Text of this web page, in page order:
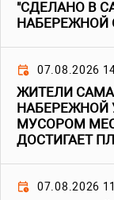
"СДЕЛАНО В
НАБЕРЕЖНОЙ
07.08.2026
ЖИТЕЛИ
НАБЕРЕЖНОЙ
МУСОРОМ
ДОСТИГАЕТ
07.08.2026